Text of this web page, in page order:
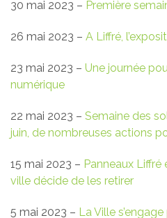
30 mai 2023 – Première
26 mai 2023 – A Liffré,
23 mai 2023 – Une journée
numérique
22 mai 2023 – Semaine des
juin, de nombreuses actions
15 mai 2023 – Panneaux
ville décide de les retirer
5 mai 2023 – La Ville